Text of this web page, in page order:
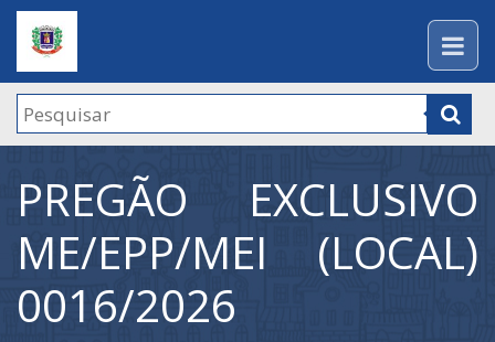
PREGÃO EXCLUSIVO
ME/EPP/MEI (LOCAL)
0016/2026